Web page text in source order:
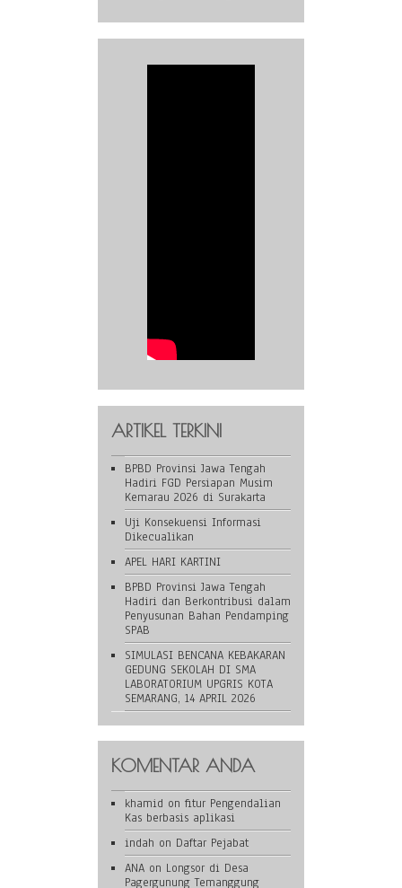
ARTIKEL TERKINI
BPBD Provinsi Jawa Tengah
Hadiri FGD Persiapan Musim
Kemarau 2026 di Surakarta
Uji Konsekuensi Informasi
Dikecualikan
APEL HARI KARTINI
BPBD Provinsi Jawa Tengah
Hadiri dan Berkontribusi dalam
Penyusunan Bahan Pendamping
SPAB
SIMULASI BENCANA KEBAKARAN
GEDUNG SEKOLAH DI SMA
LABORATORIUM UPGRIS KOTA
SEMARANG, 14 APRIL 2026
KOMENTAR ANDA
khamid on fitur Pengendalian
Kas berbasis aplikasi
indah on Daftar Pejabat
ANA on Longsor di Desa
Pagergunung Temanggung